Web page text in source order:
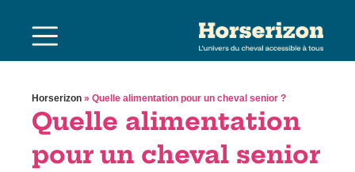
Horserizon » Quelle alimentation pour un cheval senior ?
Quelle alimentation
pour un cheval senior